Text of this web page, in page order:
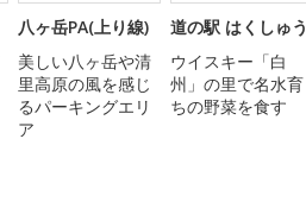
八ヶ岳PA(上り線)
美しい八ヶ岳や清
里高原の風を感じ
るパーキングエリ
ア
道の駅 はくしゅう
ウイスキー「白
州」の里で名水育
ちの野菜を食す